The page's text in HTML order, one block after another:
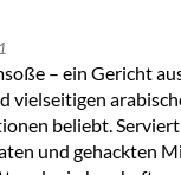
– ein Gericht
vielseitigen
beliebt.
und gehackten